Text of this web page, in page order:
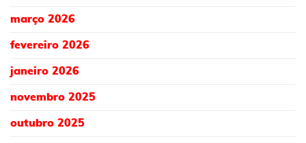
março 2026
fevereiro 2026
janeiro 2026
novembro 2025
outubro 2025